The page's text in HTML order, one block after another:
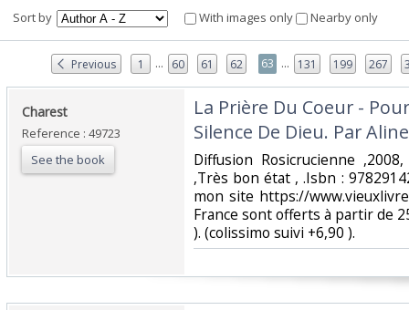
Sort by With images only Nearby only
Previous 1 ... 60 61 62 63 ... 131 199 267
‎Charest‎
Reference : 49723
See the book
‎La Prière Du Coeur -
Silence De Dieu. Par
‎Diffusion Rosicrucienne
,Très bon état , .Isbn :
mon site https://
France sont offerts à partir de
). (colissimo suivi +6,90 ).‎